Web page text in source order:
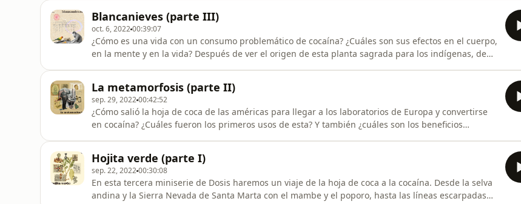
comunidad de
Blancanieves (parte III)
oct. 6, 202200:39:07
¿Cómo es una vida con un consumo problemático de cocaína? ¿Cuáles son sus efectos en el cuerpo,
en la mente y en la vida? Después de ver el origen de esta planta sagrada para los indígenas, de
millones de personas alreded
La metamorfosis (parte II)
sep. 29, 202200:42:52
¿Cómo salió la hoja de coca de las américas para llegar a los laboratorios de Europa y convertirse
en cocaína? ¿Cuáles fueron los primeros usos de esta? Y también ¿cuáles son los beneficios
producido gracias al apoyo
Hojita verde (parte I)
sep. 22, 202200:30:08
En esta tercera miniserie de Dosis haremos un viaje de la hoja de coca a la cocaína. Desde la selva
andina y la Sierra Nevada de Santa Marta con el mambe y el poporo, hasta las líneas escarpadas